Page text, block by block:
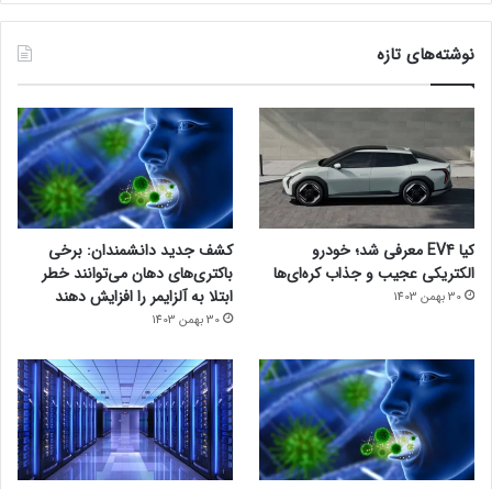
نوشته‌های تازه
کیا EV4 معرفی شد؛ خودرو
الکتریکی عجیب و جذاب کره‌ای‌ها
30 بهمن 1403
کشف جدید دانشمندان: برخی
باکتری‌های دهان می‌توانند خطر
ابتلا به آلزایمر را افزایش دهند
30 بهمن 1403